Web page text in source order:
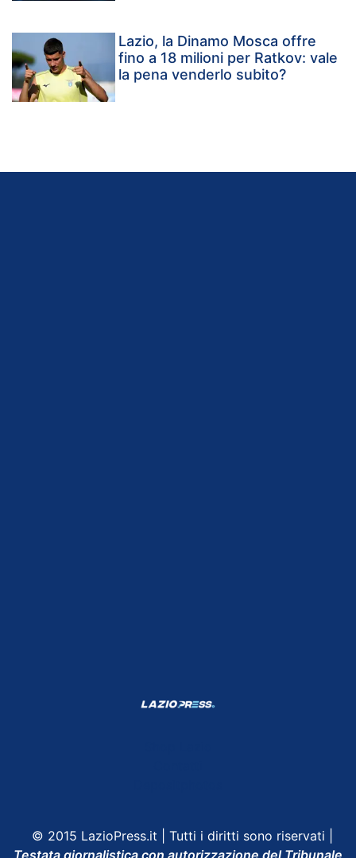
Lazio, la Dinamo Mosca offre
fino a 18 milioni per Ratkov: vale
la pena venderlo subito?
© 2015 LazioPress.it | Tutti i diritti sono riservati |